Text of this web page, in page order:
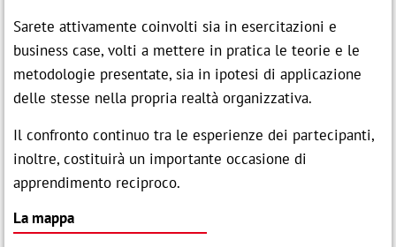
Sarete attivamente coinvolti sia in esercitazioni e
business case, volti a mettere in pratica le teorie e le
metodologie presentate, sia in ipotesi di applicazione
delle stesse nella propria realtà organizzativa.
Il confronto continuo tra le esperienze dei partecipanti,
inoltre, costituirà un importante occasione di
apprendimento reciproco.
La mappa